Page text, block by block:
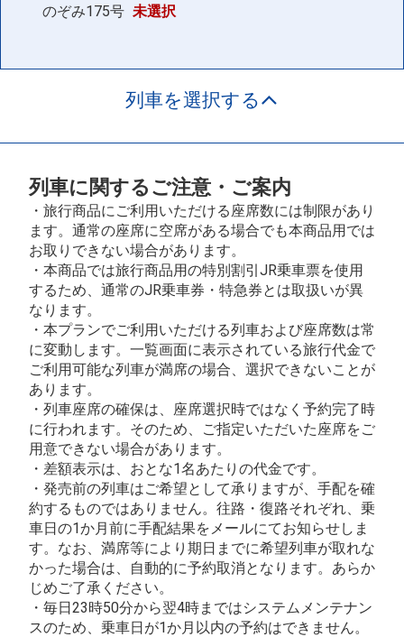
のぞみ175号 未選択
列車を選択する
列車に関するご注意・ご案内
・旅行商品にご利用いただける座席数には制限があり
ます。通常の座席に空席がある場合でも本商品用では
お取りできない場合があります。
・本商品では旅行商品用の特別割引JR乗車票を使用
するため、通常のJR乗車券・特急券とは取扱いが異
なります。
・本プランでご利用いただける列車および座席数は常
に変動します。一覧画面に表示されている旅行代金で
ご利用可能な列車が満席の場合、選択できないことが
あります。
・列車座席の確保は、座席選択時ではなく予約完了時
に行われます。そのため、ご指定いただいた座席をご
用意できない場合があります。
・差額表示は、おとな1名あたりの代金です。
・発売前の列車はご希望として承りますが、手配を確
約するものではありません。往路・復路それぞれ、乗
車日の1か月前に手配結果をメールにてお知らせしま
す。なお、満席等により期日までに希望列車が取れな
かった場合は、自動的に予約取消となります。あらか
じめご了承ください。
・毎日23時50分から翌4時まではシステムメンテナン
スのため、乗車日が1か月以内の予約はできません。